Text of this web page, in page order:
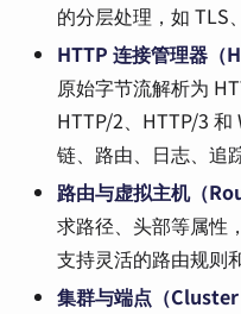
的分层处理，如 TLS
HTTP 连接管理器（
原始字节流解析为
HTTP/2、HTTP/3
链、路由、日志、追
路由与虚拟主机（
求路径、头部等属性
支持灵活的路由规则
集群与端点（